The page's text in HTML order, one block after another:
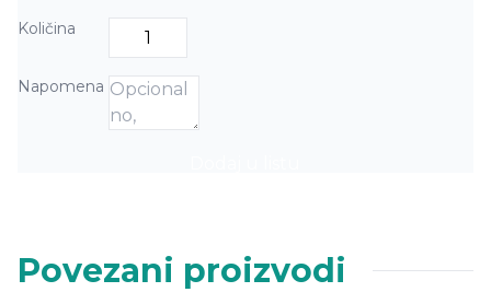
Količina
Napomena
Povezani proizvodi